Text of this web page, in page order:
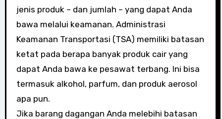
jenis produk – dan jumlah – yang dapat Anda
bawa melalui keamanan. Administrasi
Keamanan Transportasi (TSA) memiliki batasan
ketat pada berapa banyak produk cair yang
dapat Anda bawa ke pesawat terbang. Ini bisa
termasuk alkohol, parfum, dan produk aerosol
apa pun.
Jika barang dagangan Anda melebihi batasan